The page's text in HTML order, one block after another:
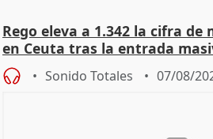
Rego eleva a 1.342 la cifra
en Ceuta tras la entrada
Sonido Totales 07/08/